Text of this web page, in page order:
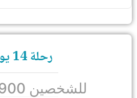
رحلة 14 يوم
للشخصين 12900